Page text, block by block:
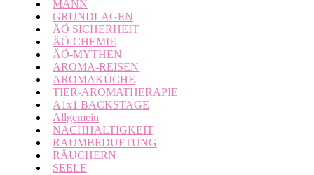
MANN
GRUNDLAGEN
ÄÖ SICHERHEIT
ÄÖ-CHEMIE
ÄÖ-MYTHEN
AROMA-REISEN
AROMAKÜCHE
TIER-AROMATHERAPIE
A1x1 BACKSTAGE
Allgemein
NACHHALTIGKEIT
RAUMBEDUFTUNG
RÄUCHERN
SEELE